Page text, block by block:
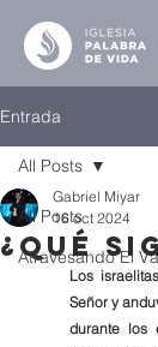
Entrada
All Posts
Atravesando El
All Posts
¿Qué
Gabriel Miyar
16 oct 2024
Los
Señor y
durante los